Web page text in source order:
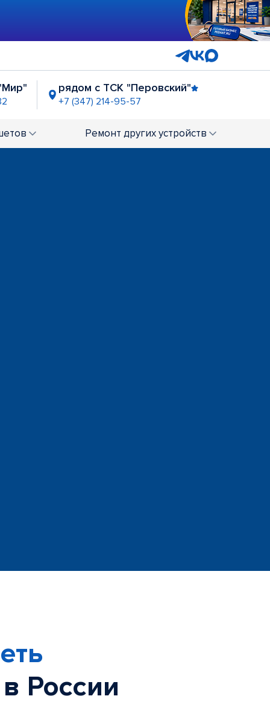
рядом с ТСК "Перовский"
+7 (347) 214-95-57
Ремонт других устройств
России